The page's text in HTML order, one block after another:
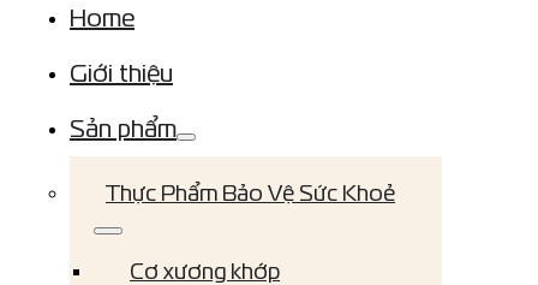
Home
Giới thiệu
Sản phẩm
Thực Phẩm Bảo Vệ Sức Khoẻ
Cơ xương khớp